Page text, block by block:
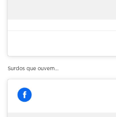
Surdos que ouvem…